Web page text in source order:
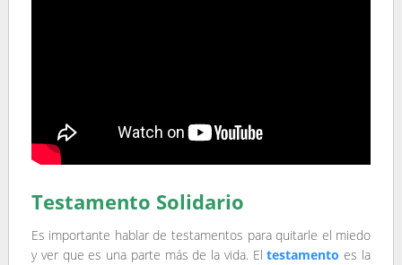
Testamento Solidario
Es importante hablar de testamentos para quitarle el miedo
y ver que es una parte más de la vida. Eltestamento es la